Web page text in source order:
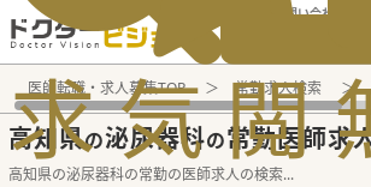
電話でのお問い合わせ：
求気閲
医師転職・求人募集TOP 常勤求人検索
高知県の泌尿器科の常勤医師求
高知県の泌尿器科の常勤の医師求人の検索...